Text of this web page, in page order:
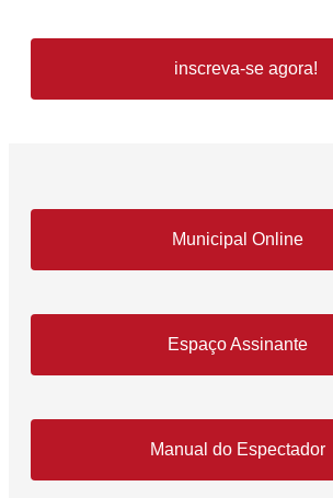
inscreva-se agora!
Municipal Online
Espaço Assinante
Manual do Espectador